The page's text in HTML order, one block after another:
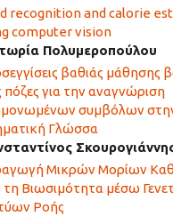
recognition and calorie
computer vision
Πολυμεροπούλου
βαθιάς μάθησης
πόζες για την αναγνώριση
συμβόλων
Γλώσσα
Μικρών Μορίων
Βιωσιμότητα μέσω
Ροής